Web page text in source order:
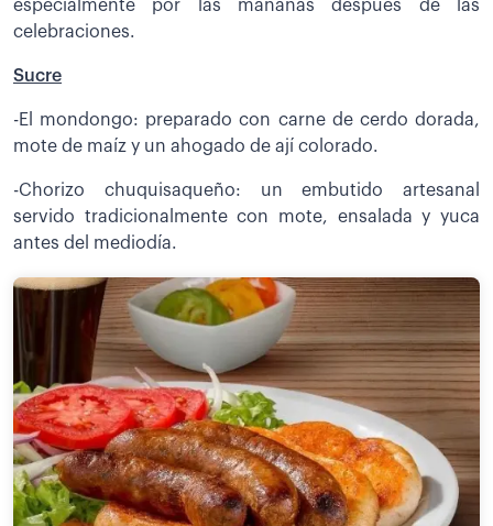
especialmente por las mañanas después de las
celebraciones.
Sucre
-El mondongo: preparado con carne de cerdo dorada,
mote de maíz y un ahogado de ají colorado.
-Chorizo chuquisaqueño: un embutido artesanal
servido tradicionalmente con mote, ensalada y yuca
antes del mediodía.